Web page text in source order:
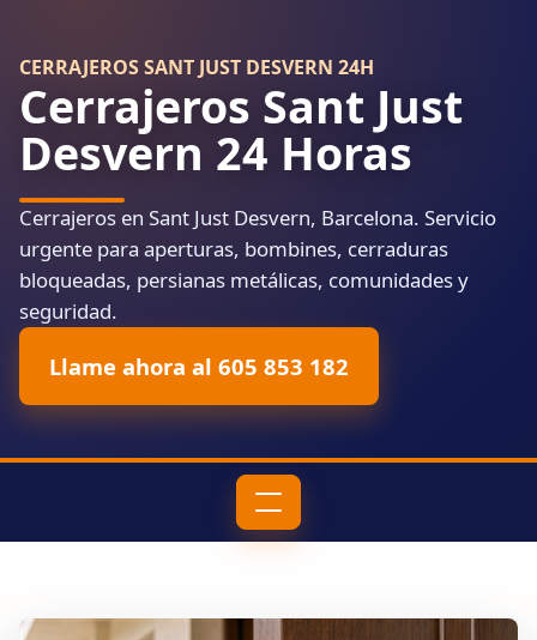
CERRAJEROS SANT JUST DESVERN 24H
Cerrajeros Sant Just
Desvern 24 Horas
Cerrajeros en Sant Just Desvern, Barcelona. Servicio
urgente para aperturas, bombines, cerraduras
bloqueadas, persianas metálicas, comunidades y
seguridad.
Llame ahora al 605 853 182
Menú